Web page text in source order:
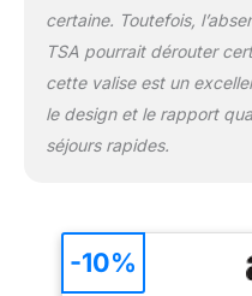
certaine. Toutefois,
TSA pourrait dérouter
cette valise est un
le design et le rapport
séjours rapides.
-10%